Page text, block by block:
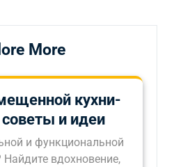
More
кухни-
советы и идеи
и функциональной
Найдите вдохновение,